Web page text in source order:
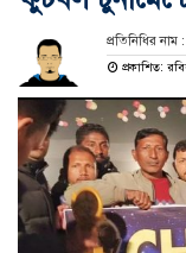
প্রতিনিধির নাম :
প্রকাশিত: